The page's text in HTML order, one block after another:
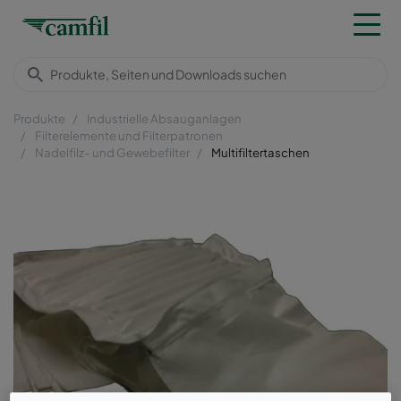
Produkte
Industrielle Absauganlagen
Filterelemente und Filterpatronen
Nadelfilz- und Gewebefilter
Multifiltertaschen